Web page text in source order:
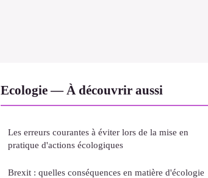
Ecologie — À découvrir aussi
Les erreurs courantes à éviter lors de la mise en
pratique d'actions écologiques
Brexit : quelles conséquences en matière d'écologie